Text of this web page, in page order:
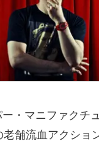
・マニファクチ
舗流血アクショ